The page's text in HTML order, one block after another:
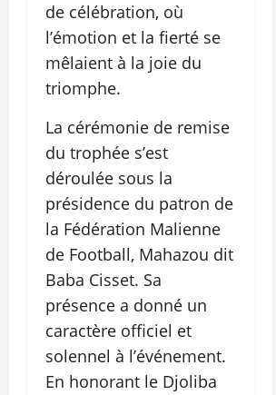
de célébration, où
l’émotion et la fierté se
mêlaient à la joie du
triomphe.
La cérémonie de remise
du trophée s’est
déroulée sous la
présidence du patron de
la Fédération Malienne
de Football, Mahazou dit
Baba Cisset. Sa
présence a donné un
caractère officiel et
solennel à l’événement.
En honorant le Djoliba